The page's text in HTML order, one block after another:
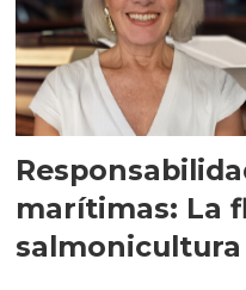
marítimas: La